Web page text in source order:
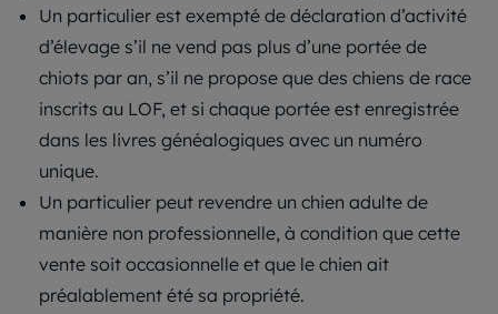
Un particulier est exempté de déclaration d’activité
d’élevage s’il ne vend pas plus d’une portée de
chiots par an, s’il ne propose que des chiens de race
inscrits au LOF, et si chaque portée est enregistrée
dans les livres généalogiques avec un numéro
unique.
Un particulier peut revendre un chien adulte de
manière non professionnelle, à condition que cette
vente soit occasionnelle et que le chien ait
préalablement été sa propriété.